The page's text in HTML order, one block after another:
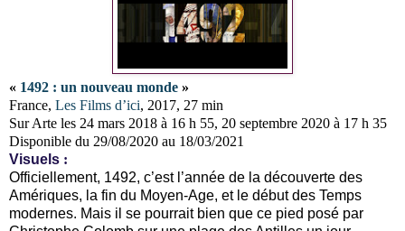
« 1492 : un nouveau monde »
France, Les Films d’ici, 2017, 27 min
Sur Arte les 24 mars 2018 à 16 h 55, 20 septembre 2020 à 17 h 35
Disponible du 29/08/2020 au 18/03/2021
Visuels :
Officiellement, 1492, c’est l’année de la découverte des
Amériques, la fin du Moyen-Age, et le début des Temps
modernes. Mais il se pourrait bien que ce pied posé par